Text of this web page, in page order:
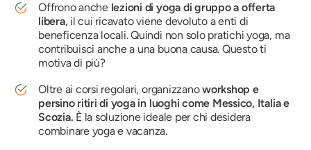
Offrono anche lezioni di yoga di gruppo a offerta
libera,il cui ricavato viene devoluto a enti di
beneficenza locali. Quindi non solo pratichi yoga, ma
contribuisci anche a una buona causa. Questo ti
motiva di più?
Oltre ai corsi regolari, organizzanoworkshop e
persino ritiri di yoga in luoghi come Messico, Italia e
Scozia. È la soluzione ideale per chi desidera
combinare yoga e vacanza.